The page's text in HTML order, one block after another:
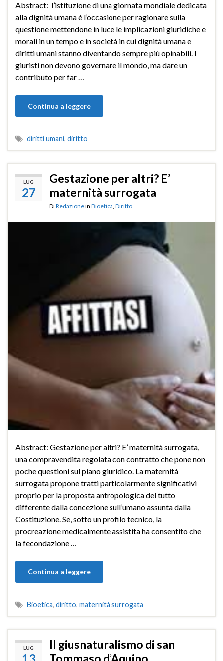
Abstract: l’istituzione di una giornata mondiale dedicata
alla dignità umana è l’occasione per ragionare sulla
questione mettendone in luce le implicazioni giuridiche e
morali in un tempo e in società in cui dignità umana e
diritti umani stanno diventando sempre più opinabili. I
giuristi non devono governare il mondo, ma dare un
contributo per far …
Continua a leggere
diritti umani, diritto
LUG
27
Gestazione per altri? E’
maternità surrogata
DiRedazionein Bioetica, Diritto
Abstract: Gestazione per altri? E’ maternità surrogata,
una compravendita regolata con contratto che pone non
poche questioni sul piano giuridico. La maternità
surrogata propone tratti particolarmente significativi
proprio per la proposta antropologica del tutto
differente dalla concezione sull’umano assunta dalla
Costituzione. Se, sotto un profilo tecnico, la
procreazione medicalmente assistita ha consentito che
la fecondazione …
Continua a leggere
Bioetica, diritto, maternità surrogata
LUG
Il giusnaturalismo di san
Tommaso d’Aquino